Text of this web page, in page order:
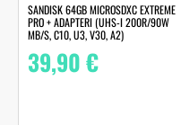
SANDISK 64GB MICROSDXC EXTREME
PRO + ADAPTERI (UHS-I 200R/90W
MB/S, C10, U3, V30, A2)
39,90€